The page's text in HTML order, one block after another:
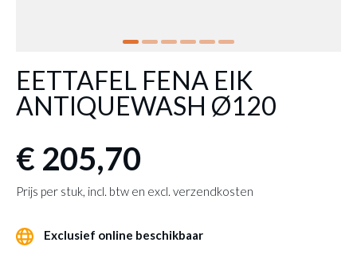
EETTAFEL FENA EIK
ANTIQUEWASH Ø120
€ 205,70
Prijs per stuk, incl. btw en excl. verzendkosten
Exclusief online beschikbaar